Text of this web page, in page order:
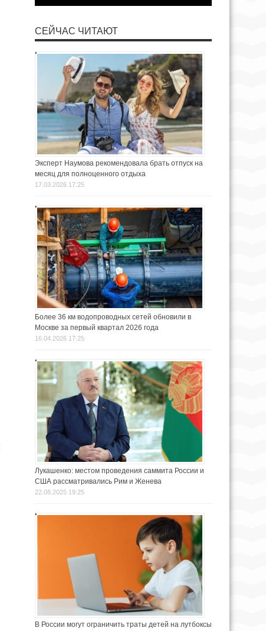
СЕЙЧАС ЧИТАЮТ
Эксперт Наумова рекомендовала брать отпуск на
месяц для полноценного отдыха
17.03.2026 17:25
Более 36 км водопроводных сетей обновили в
Москве за первый квартал 2026 года
16.04.2026 17:25
Лукашенко: местом проведения саммита России и
США рассматривались Рим и Женева
22.08.2025 19:25
В России могут ограничить траты детей на лутбоксы